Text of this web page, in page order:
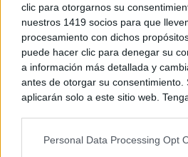
clic para otorgarnos su
nuestros 1419 socios para que
procesamiento con dichos
puede hacer clic para denegar su
a información más detallada y
antes de otorgar su consentimiento.
aplicarán solo a este sitio web.
rechazar tal procesamiento. Puede
Personal Data Processing Opt